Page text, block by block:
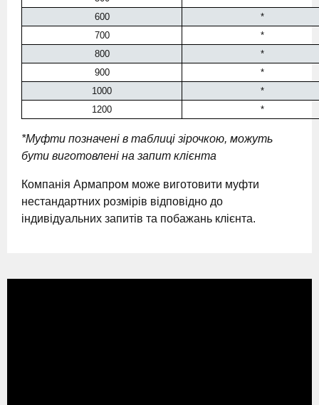
600
*
700
*
800
*
900
*
1000
*
1200
*
*Муфти позначені в таблиці зірочкою, можуть
бути виготовлені на запит клієнта
Компанія Армапром може виготовити муфти
нестандартних розмірів відповідно до
індивідуальних запитів та побажань клієнта.